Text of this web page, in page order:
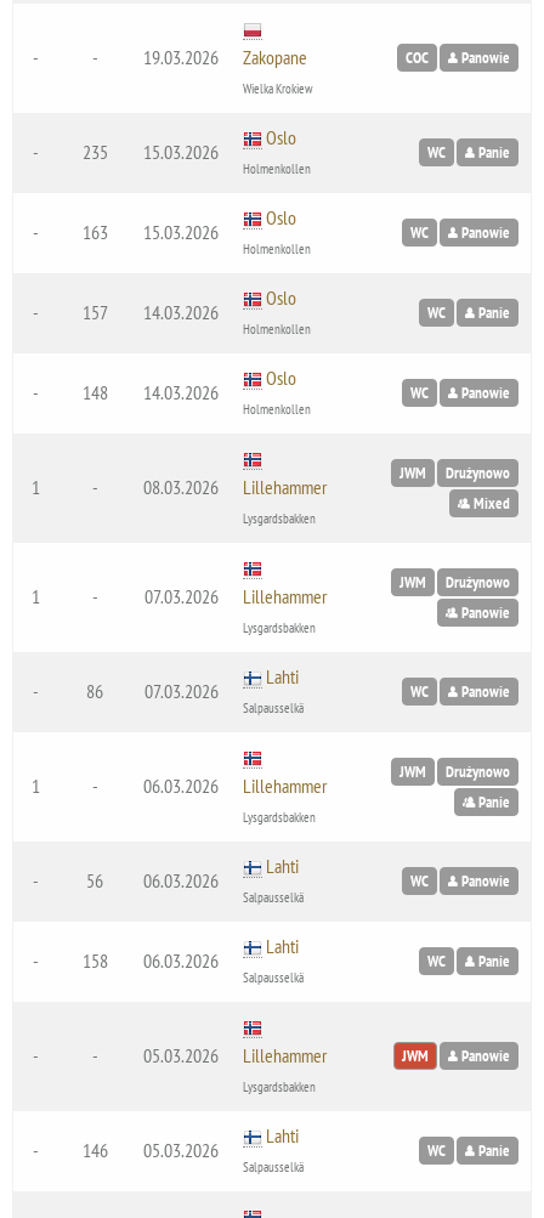
- - 19.03.2026 Zakopane
Wielka Krokiew
COC Panowie
- 235 15.03.2026
Oslo
Holmenkollen
WC Panie
- 163 15.03.2026
Oslo
Holmenkollen
WC Panowie
- 157 14.03.2026
Oslo
Holmenkollen
WC Panie
- 148 14.03.2026
Oslo
Holmenkollen
WC Panowie
1 - 08.03.2026 Lillehammer
Lysgardsbakken
JWM
Drużynowo
Mixed
1 - 07.03.2026 Lillehammer
Lysgardsbakken
JWM
Drużynowo
Panowie
- 86 07.03.2026
Lahti
Salpausselkä
WC Panowie
1 - 06.03.2026 Lillehammer
Lysgardsbakken
JWM
Drużynowo
Panie
- 56 06.03.2026
Lahti
Salpausselkä
WC Panowie
- 158 06.03.2026
Lahti
Salpausselkä
WC Panie
- - 05.03.2026 Lillehammer
Lysgardsbakken
JWM Panowie
- 146 05.03.2026
Lahti
Salpausselkä
WC Panie